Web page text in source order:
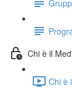
Chi è il
Chi è